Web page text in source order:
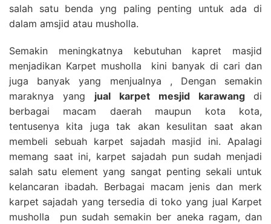
salah satu benda yng paling penting untuk ada di
dalam amsjid atau musholla.
Semakin meningkatnya kebutuhan kapret masjid
menjadikan Karpet musholla kini banyak di cari dan
juga banyak yang menjualnya , Dengan semakin
maraknya yang jual karpet mesjid karawang di
berbagai macam daerah maupun kota kota,
tentusenya kita juga tak akan kesulitan saat akan
membeli sebuah karpet sajadah masjid ini. Apalagi
memang saat ini, karpet sajadah pun sudah menjadi
salah satu element yang sangat penting sekali untuk
kelancaran ibadah. Berbagai macam jenis dan merk
karpet sajadah yang tersedia di toko yang jual Karpet
musholla pun sudah semakin ber aneka ragam, dan